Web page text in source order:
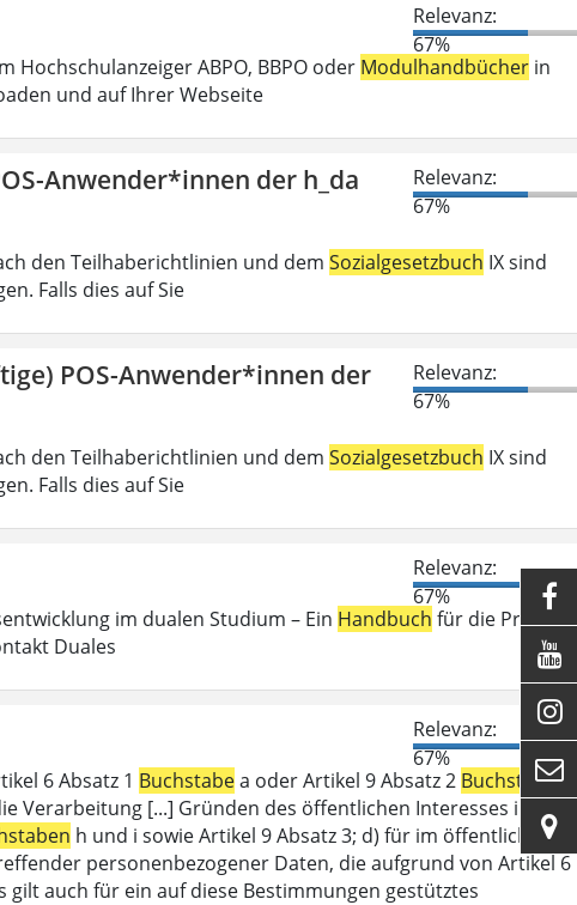
Relevanz:
67%
Hochschulanzeiger ABPO, BBPO oder Modulhandbücher in
und auf Ihrer Webseite
Anwender*innen der h_da
Relevanz:
67%
den Teilhaberichtlinien und dem Sozialgesetzbuch IX sind
Falls dies auf Sie
POS-Anwender*innen der
Relevanz:
67%
den Teilhaberichtlinien und dem Sozialgesetzbuch IX sind
Falls dies auf Sie
Relevanz:
67%
im dualen Studium – Ein Handbuch für die Praxis .
Duales
Relevanz:
67%
6 Absatz 1 Buchstabea oder Artikel 9 Absatz 2 Buchstabea
Verarbeitung [...] Gründen des öffentlichen Interesses im
h und i sowie Artikel 9 Absatz 3; d) für im öffentlichen
personenbezogener Daten, die aufgrund von Artikel 6
auch für ein auf diese Bestimmungen gestütztes




